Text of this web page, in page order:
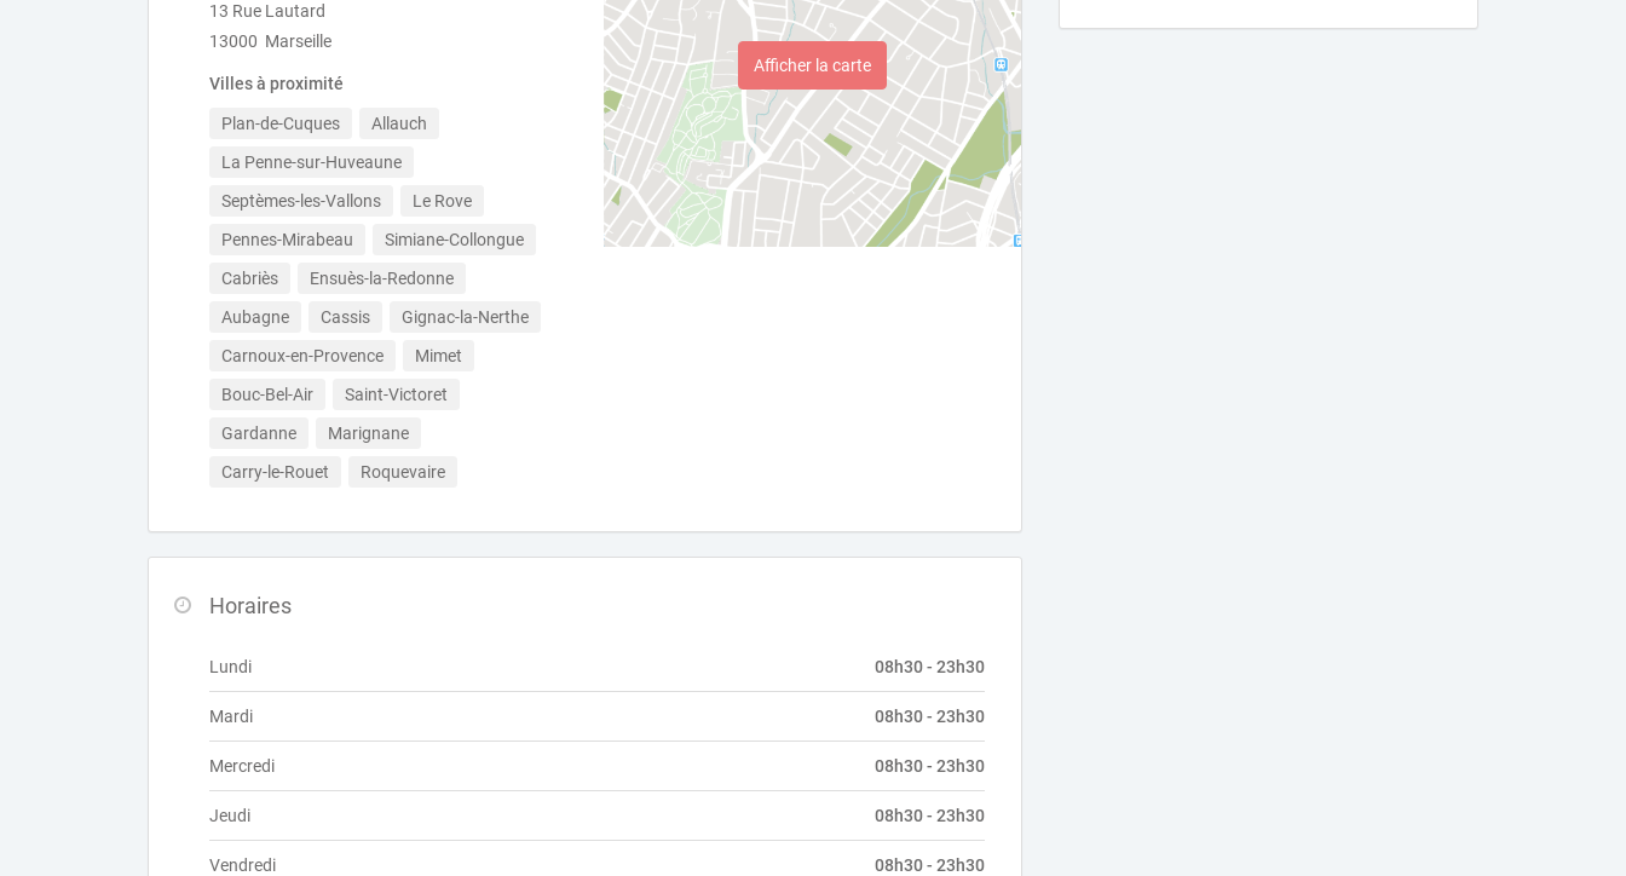
13 Rue Lautard
13000 Marseille
Villes à proximité
Plan-de-Cuques
Allauch
La Penne-sur-Huveaune
Septèmes-les-Vallons
Le Rove
Pennes-Mirabeau
Simiane-Collongue
Cabriès
Ensuès-la-Redonne
Aubagne
Cassis
Gignac-la-Nerthe
Carnoux-en-Provence
Mimet
Bouc-Bel-Air
Saint-Victoret
Gardanne
Marignane
Carry-le-Rouet
Roquevaire
Afficher la carte
Horaires
Lundi 08h30 - 23h30
Mardi 08h30 - 23h30
Mercredi 08h30 - 23h30
Jeudi 08h30 - 23h30
Vendredi 08h30 - 23h30